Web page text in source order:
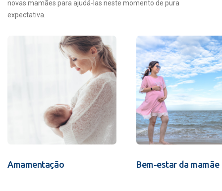
novas mamães para ajudá-las neste momento de pura
expectativa.
Amamentação Bem-estar da mamãe